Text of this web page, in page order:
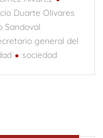
Duarte Olivares
Sandoval
general del
sociedad